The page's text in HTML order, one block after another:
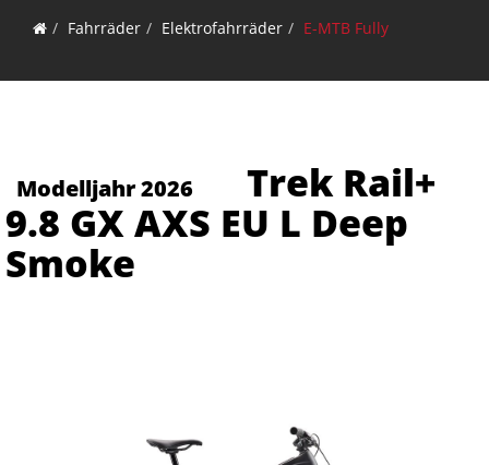
Fahrräder Elektrofahrräder E-MTB Fully
Modelljahr 2026
Trek Rail+
9.8 GX AXS EU L Deep
Smoke